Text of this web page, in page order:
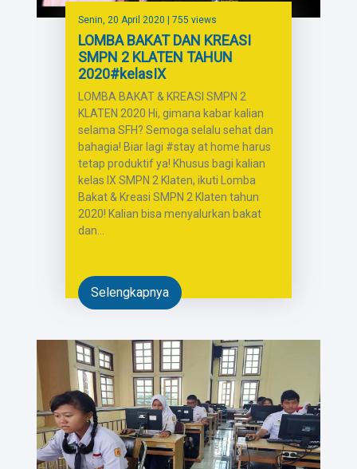
Senin, 20 April 2020 | 755 views
LOMBA BAKAT DAN KREASI
SMPN 2 KLATEN TAHUN
2020#kelasIX
LOMBA BAKAT & KREASI SMPN 2
KLATEN 2020 Hi, gimana kabar kalian
selama SFH? Semoga selalu sehat dan
bahagia! Biar lagi #stay at home harus
tetap produktif ya! Khusus bagi kalian
kelas IX SMPN 2 Klaten, ikuti Lomba
Bakat & Kreasi SMPN 2 Klaten tahun
2020! Kalian bisa menyalurkan bakat
dan...
Selengkapnya